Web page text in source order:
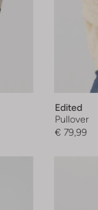
Edited
Pullover
€ 79,99